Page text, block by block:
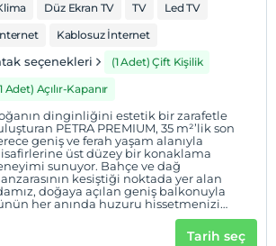
Düz Ekran TV TV
Led TV
Kablosuz İnternet
seçenekleri
(1 Adet) Çift Kişilik
Adet) Açılır-Kapanır
dinginliğini estetik bir zarafetle
PETRA PREMIUM, 35 m²’lik son
geniş ve ferah yaşam alanıyla
üst düzey bir konaklama
sunuyor. Bahçe ve dağ
kesiştiği noktada yer alan
doğaya açılan geniş balkonuyla
her anında huzuru hissetmenizi
Sabahları kuş sesleri eşliğinde güne
şık detaylarla donatılmış
özel atmosfer; konfor, ferahlık ve doğallığı
Tarih seç